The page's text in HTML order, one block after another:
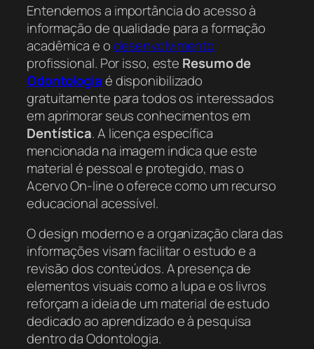
Entendemos a importância do acesso à
informação de qualidade para a formação
acadêmica e odesenvolvimento
profissional. Por isso, este Resumo de
Odontologiaé disponibilizado
gratuitamente para todos os interessados
em aprimorar seus conhecimentos em
Dentística. A licença específica
mencionada na imagem indica que este
material é pessoal e protegido, mas o
Acervo On-line o oferece como um recurso
educacional acessível.
O design moderno e a organização clara das
informações visam facilitar o estudo e a
revisão dos conteúdos. A presença de
elementos visuais como a lupa e os livros
reforçam a ideia de um material de estudo
dedicado ao aprendizado e à pesquisa
dentro da Odontologia.